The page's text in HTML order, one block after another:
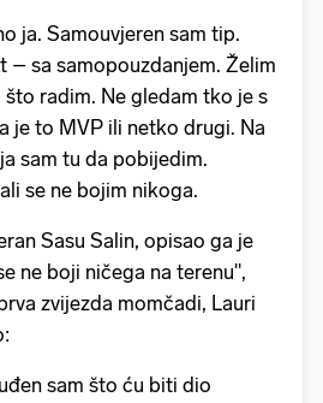
ja. Samouvjeren sam tip.
– sa samopouzdanjem. Želim
radim. Ne gledam tko je s
je to MVP ili netko drugi. Na
sam tu da pobijedim.
se ne bojim nikoga.
Sasu Salin, opisao ga je
ne boji ničega na terenu",
zvijezda momčadi, Lauri
sam što ću biti dio